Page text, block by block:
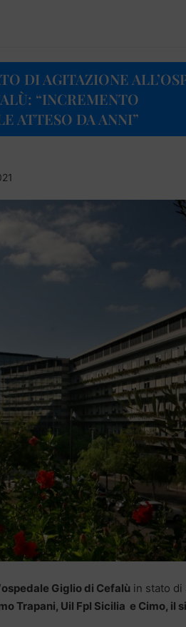
DI AGITAZIONE
“INCREMENTO
ATTESO DA ANNI”
‘ospedale Giglio di Cefalù in stato di
Trapani, Uil Fpl Sicilia e Cimo, il